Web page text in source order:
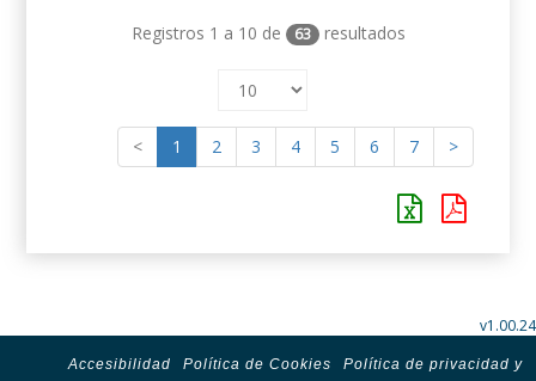
Registros 1 a 10 de 63 resultados
< 1 2 3 4 5 6 7 >
v1.00.24
Accesibilidad Política de Cookies
Política de privacidad y